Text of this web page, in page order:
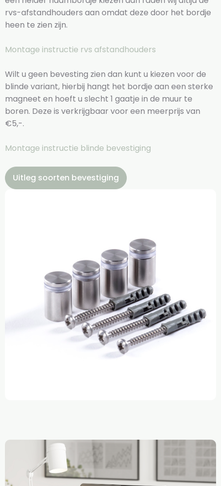
rvs-afstandhouders aan omdat deze door het bordje
heen te zien zijn.
Montage instructie rvs afstandhouders
Wilt u geen bevesting zien dan kunt u kiezen voor de
blinde variant, hierbij hangt het bordje aan een sterke
magneet en hoeft u slecht 1 gaatje in de muur te
boren. Deze is verkrijgbaar voor een meerprijs van
€5,-.
Montage instructie blinde bevestiging
Uitleg soorten bevestiging